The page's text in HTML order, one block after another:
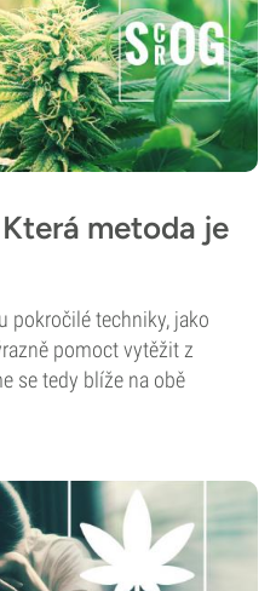
metoda je
pokročilé techniky, jako
pomoct vytěžit z
se tedy blíže na obě